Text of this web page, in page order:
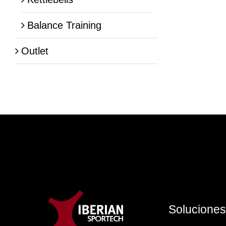
Balance Training
Outlet
Soluciones